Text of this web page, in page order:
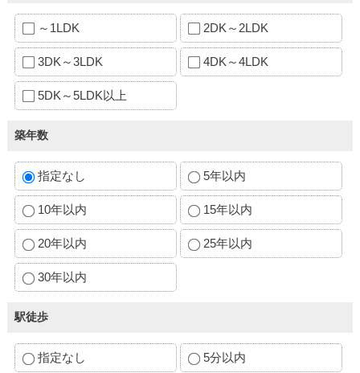
～1LDK 2DK～2LDK
3DK～3LDK 4DK～4LDK
5DK～5LDK以上
築年数
指定なし 5年以内
10年以内 15年以内
20年以内 25年以内
30年以内
駅徒歩
指定なし 5分以内